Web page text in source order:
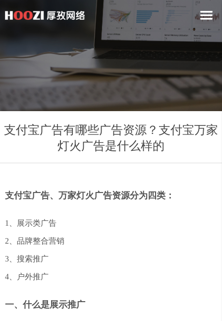
支付宝广告有哪些广告资源？支付宝万家
灯火广告是什么样的
支付宝广告、万家灯火广告资源分为四类：
1、展示类广告
2、品牌整合营销
3、搜索推广
4、户外推广
一、什么是展示推广